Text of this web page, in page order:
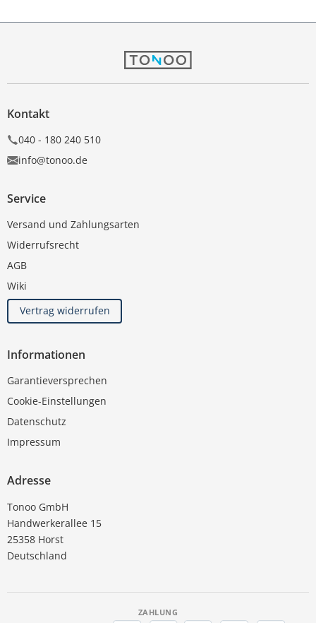
Kontakt
040 - 180 240 510
info@tonoo.de
Service
Versand und Zahlungsarten
Widerrufsrecht
AGB
Wiki
Vertrag widerrufen
Informationen
Garantieversprechen
Cookie-Einstellungen
Datenschutz
Impressum
Adresse
Tonoo GmbH
Handwerkerallee 15
25358 Horst
Deutschland
ZAHLUNG